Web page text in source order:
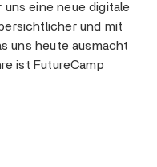
eine neue digitale
und mit
uns heute ausmacht
ist FutureCamp